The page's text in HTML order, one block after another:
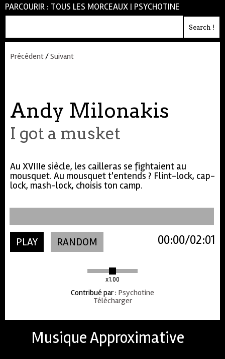
PARCOURIR : TOUS LES MORCEAUX | PSYCHOTINE
Précédent/Suivant
Andy Milonakis
I got a musket
Au XVIIIe siècle, les cailleras se fightaient au
mousquet. Au mousquet t'entends ? Flint-lock, cap-
lock, mash-lock, choisis ton camp.
PLAY RANDOM
x1.00
02:01
00:00
Contribué par: Psychotine
Télécharger
Musique Approximative